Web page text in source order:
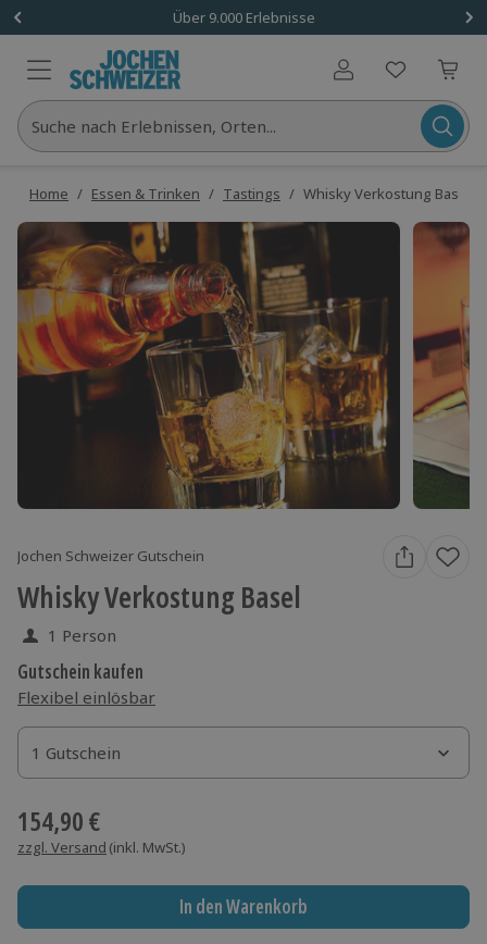
Über 9.000 Erlebnisse
Benutzerkonto
Suche nach Erlebnissen, Orten...
Home / Essen & Trinken / Tastings / Whisky Verkostung Basel
Jochen Schweizer Gutschein
Whisky Verkostung Basel
1 Person
Gutschein kaufen
Flexibel einlösbar
1 Gutschein
1 Gutschein
1 Gutschein
154,90 €
zzgl. Versand (inkl. MwSt.)
In den Warenkorb